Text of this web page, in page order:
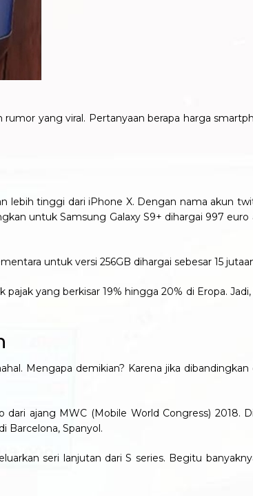
yang viral. Pertanyaan berapa harga
lebih tinggi dari iPhone X. Dengan nama akun
untuk Samsung Galaxy S9+ dihargai 997 euro
untuk versi 256GB dihargai sebesar 15
yang berkisar 19% hingga 20% di Eropa.
Mengapa demikian? Karena jika
ajang MWC (Mobile World Congress) 2018.
Barcelona, Spanyol.
seri lanjutan dari S series. Begitu